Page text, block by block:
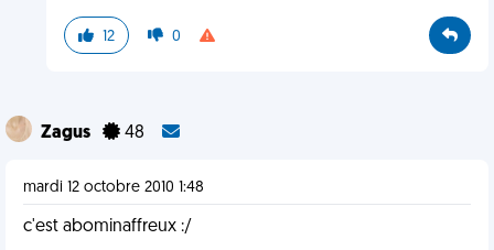
12 0
Zagus 48
mardi 12 octobre 2010 1:48
c'est abominaffreux :/